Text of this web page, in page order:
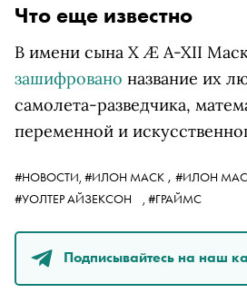
Что еще известно
В имени сына X Æ A-XII
зашифровано название их
самолета-разведчика,
переменной и
#НОВОСТИ, #ИЛОН МАСК , #ИЛОН
#УОЛТЕР АЙЗЕКСОН
, #ГРАЙМС
Подписывайтесь на наш